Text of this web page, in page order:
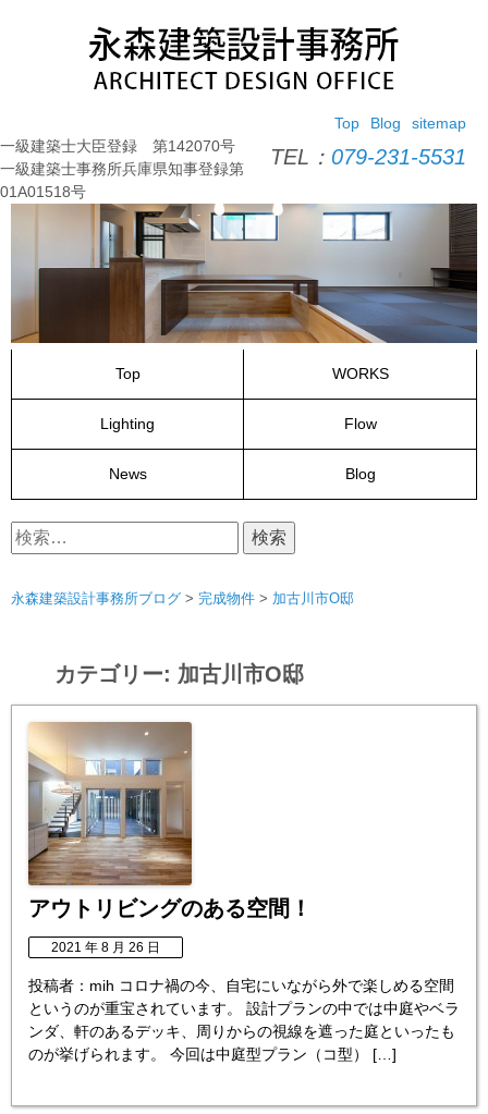
ス
キ
ッ
sitemap
Blog
Top
TEL： 079-231-5531
一級建築士大臣登録 第142070号
一級建築士事務所兵庫県知事登録第
01A01518号
Top WORKS
Lighting Flow
News Blog
検
索:
永森建築設計事務所ブログ > 完成物件 > 加古川市O邸
カテゴリー: 加古川市O邸
アウトリビングのある空間！
2021 年 8 月 26 日
投稿者：mih コロナ禍の今、自宅にいながら外で楽しめる空間
というのが重宝されています。 設計プランの中では中庭やベラ
ンダ、軒のあるデッキ、周りからの視線を遮った庭といったも
のが挙げられます。 今回は中庭型プラン（コ型） […]